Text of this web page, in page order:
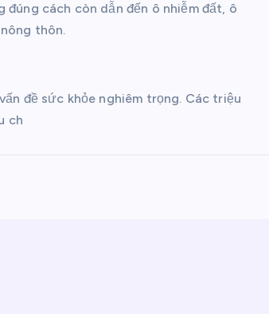
cách còn dẫn đến ô nhiễm đất, ô
thôn.
đề sức khỏe nghiêm trọng. Các triệu
ch